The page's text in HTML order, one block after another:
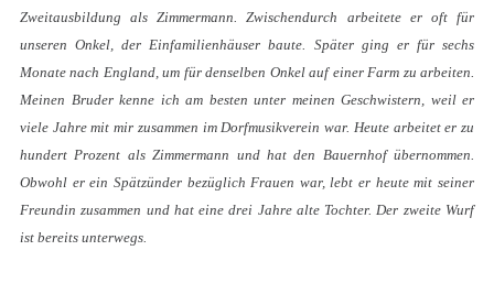
Zweitausbildung als Zimmermann. Zwischendurch arbeitete er oft für
unseren Onkel, der Einfamilienhäuser baute. Später ging er für sechs
Monate nach England, um für denselben Onkel auf einer Farm zu arbeiten.
Meinen Bruder kenne ich am besten unter meinen Geschwistern, weil er
viele Jahre mit mir zusammen im Dorfmusikverein war. Heute arbeitet er zu
hundert Prozent als Zimmermann und hat den Bauernhof übernommen.
Obwohl er ein Spätzünder bezüglich Frauen war, lebt er heute mit seiner
Freundin zusammen und hat eine drei Jahre alte Tochter. Der zweite Wurf
ist bereits unterwegs.